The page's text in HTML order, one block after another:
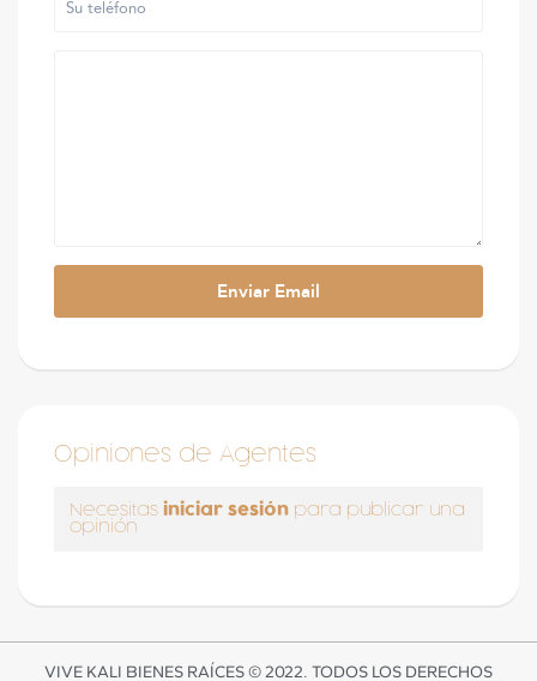
Opiniones de Agentes
Necesitas iniciar sesión para publicar una
opinión
VIVE KALI BIENES RAÍCES © 2022. TODOS LOS DERECHOS